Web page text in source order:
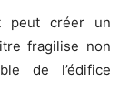
peut créer un
fragilise non
de l’édifice